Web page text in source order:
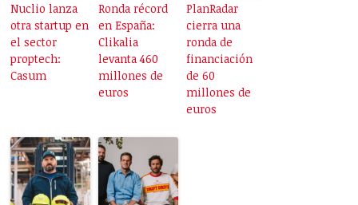
Nuclio lanza
otra startup en
el sector
proptech:
Casum
Ronda récord
en España:
Clikalia
levanta 460
millones de
euros
PlanRadar
cierra una
ronda de
financiación
de 60
millones de
euros